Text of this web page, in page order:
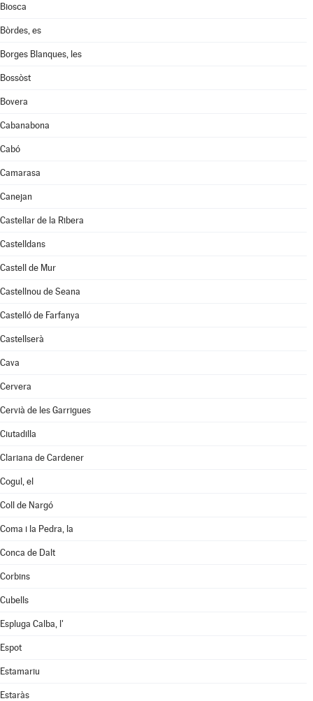
Biosca
Bòrdes, es
Borges Blanques, les
Bossòst
Bovera
Cabanabona
Cabó
Camarasa
Canejan
Castellar de la Ribera
Castelldans
Castell de Mur
Castellnou de Seana
Castelló de Farfanya
Castellserà
Cava
Cervera
Cervià de les Garrigues
Ciutadilla
Clariana de Cardener
Cogul, el
Coll de Nargó
Coma i la Pedra, la
Conca de Dalt
Corbins
Cubells
Espluga Calba, l'
Espot
Estamariu
Estaràs